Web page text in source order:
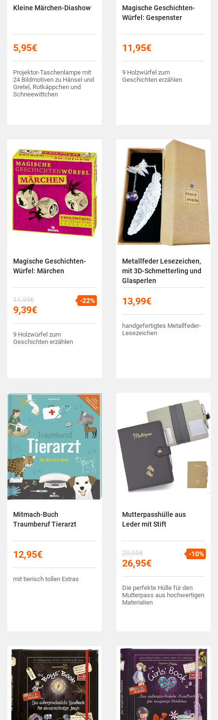
Kleine Märchen-Diashow
5,95€
Projektor-Taschenlampe mit
24 Bildmotiven zu Hänsel und
Gretel, Rotkäppchen und
Schneewittchen
Magische Geschichten-
Würfel: Gespenster
11,95€
9 Holzwürfel zum
Geschichten erzählen
Magische Geschichten-
Würfel: Märchen
11,99€
9,39€
9 Holzwürfel zum
Geschichten erzählen
-22%
Metallfeder Lesezeichen,
mit 3D-Schmetterling und
Glasperlen
13,99€
handgefertigtes Metallfeder-
Lesezeichen
Mitmach-Buch
Traumberuf Tierarzt
12,95€
mit tierisch tollen Extras
Mutterpasshülle aus
Leder mit Stift
29,95€
26,95€
Die perfekte Hülle für den
Mutterpass aus hochwertigen
Materialien
-10%